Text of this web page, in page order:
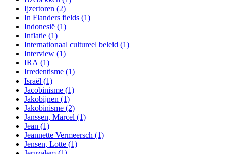
Ijzertoren (2)
In Flanders fields (1)
Indonesië (1)
Inflatie (1)
Internationaal cultureel beleid (1)
Interview (1)
IRA (1)
Irredentisme (1)
Israël (1)
Jacobinisme (1)
Jakobijnen (1)
Jakobinisme (2)
Janssen, Marcel (1)
Jean (1)
Jeannette Vermeersch (1)
Jensen, Lotte (1)